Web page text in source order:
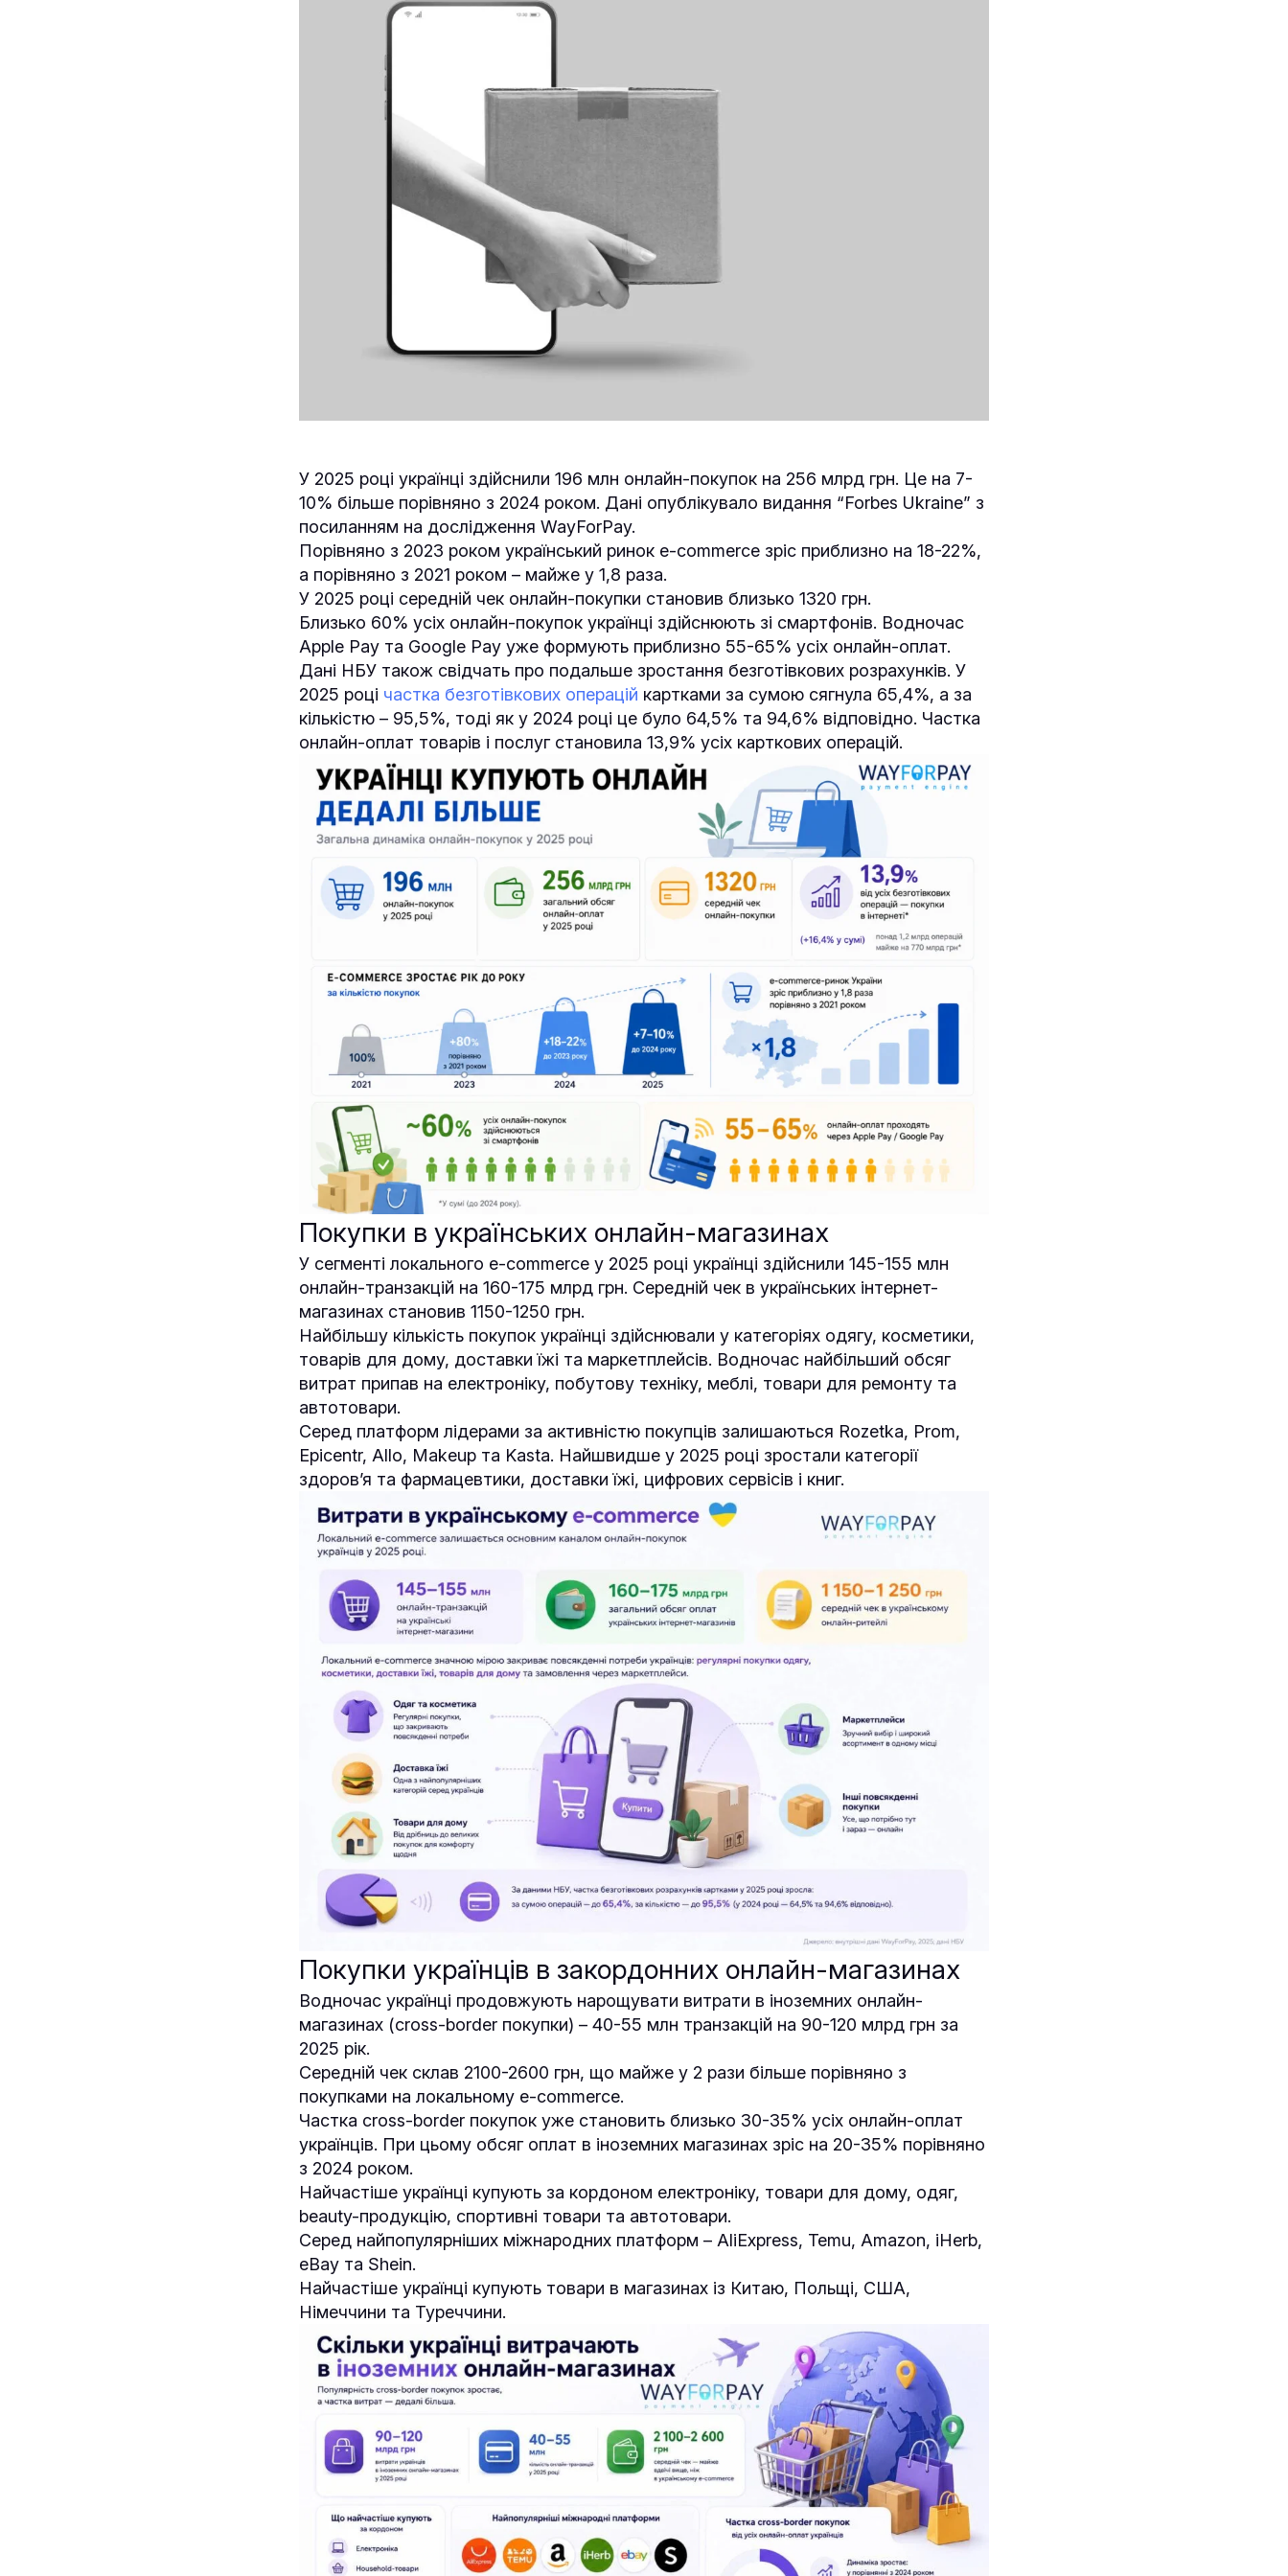
У 2025 році українці здійснили 196 млн онлайн-покупок на 256 млрд грн. Це на 7-
10% більше порівняно з 2024 роком. Дані опублікувало видання “Forbes Ukraine” з
посиланням на дослідження WayForPay.
Порівняно з 2023 роком український ринок e-commerce зріс приблизно на 18-22%,
а порівняно з 2021 роком – майже у 1,8 раза.
У 2025 році середній чек онлайн-покупки становив близько 1320 грн.
Близько 60% усіх онлайн-покупок українці здійснюють зі смартфонів. Водночас
Apple Pay та Google Pay уже формують приблизно 55-65% усіх онлайн-оплат.
Дані НБУ також свідчать про подальше зростання безготівкових розрахунків. У
2025 році частка безготівкових операцій картками за сумою сягнула 65,4%, а за
кількістю – 95,5%, тоді як у 2024 році це було 64,5% та 94,6% відповідно. Частка
онлайн-оплат товарів і послуг становила 13,9% усіх карткових операцій.
Покупки в українських онлайн-магазинах
У сегменті локального e-commerce у 2025 році українці здійснили 145-155 млн
онлайн-транзакцій на 160-175 млрд грн. Середній чек в українських інтернет-
магазинах становив 1150-1250 грн.
Найбільшу кількість покупок українці здійснювали у категоріях одягу, косметики,
товарів для дому, доставки їжі та маркетплейсів. Водночас найбільший обсяг
витрат припав на електроніку, побутову техніку, меблі, товари для ремонту та
автотовари.
Серед платформ лідерами за активністю покупців залишаються Rozetka, Prom,
Epicentr, Allo, Makeup та Kasta. Найшвидше у 2025 році зростали категорії
здоров’я та фармацевтики, доставки їжі, цифрових сервісів і книг.
Покупки українців в закордонних онлайн-магазинах
Водночас українці продовжують нарощувати витрати в іноземних онлайн-
магазинах (cross-border покупки) – 40-55 млн транзакцій на 90-120 млрд грн за
2025 рік.
Середній чек склав 2100-2600 грн, що майже у 2 рази більше порівняно з
покупками на локальному e-commerce.
Частка cross-border покупок уже становить близько 30-35% усіх онлайн-оплат
українців. При цьому обсяг оплат в іноземних магазинах зріс на 20-35% порівняно
з 2024 роком.
Найчастіше українці купують за кордоном електроніку, товари для дому, одяг,
beauty-продукцію, спортивні товари та автотовари.
Серед найпопулярніших міжнародних платформ – AliExpress, Temu, Amazon, iHerb,
eBay та Shein.
Найчастіше українці купують товари в магазинах із Китаю, Польщі, США,
Німеччини та Туреччини.